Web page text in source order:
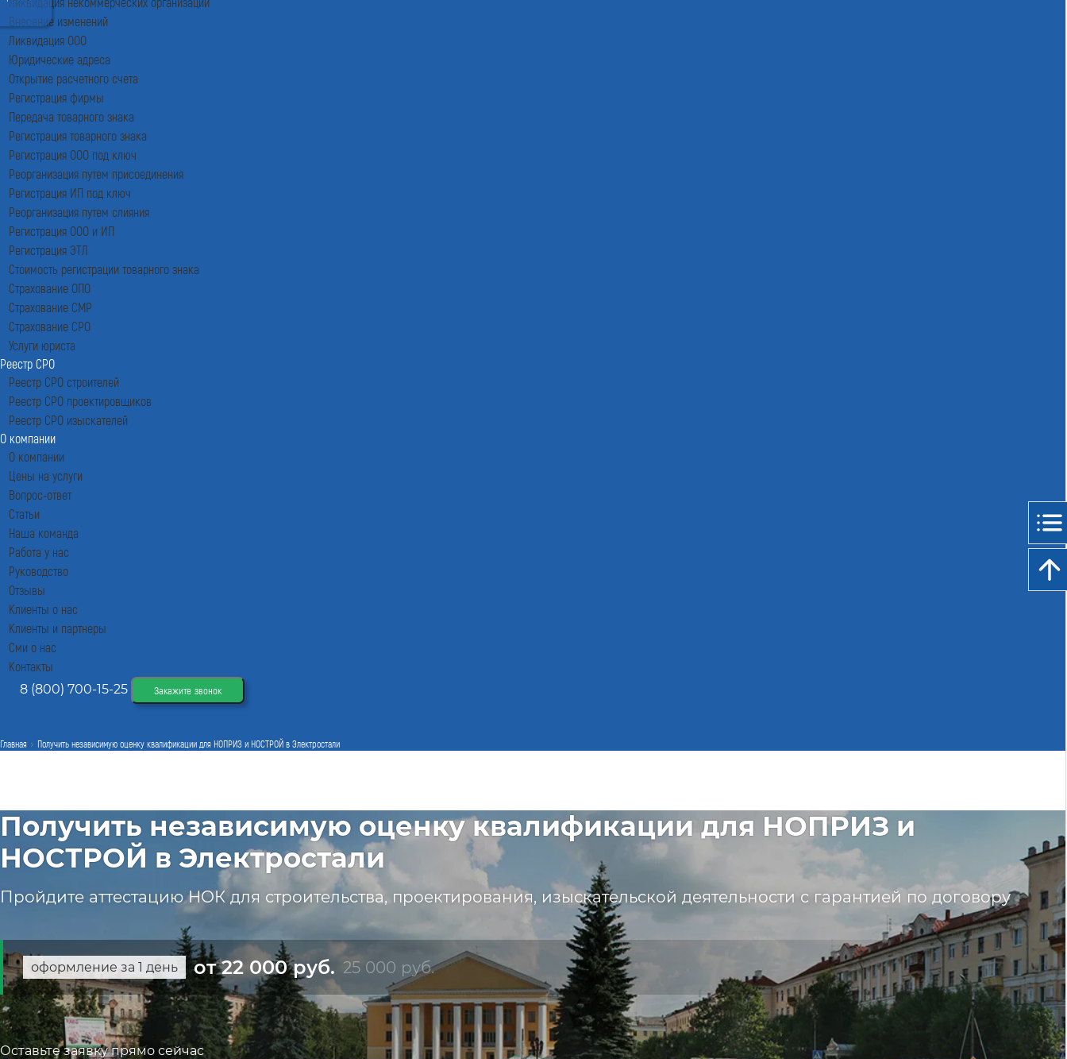
Внесение изменений
Ликвидация ООО
Юридические адреса
Открытие расчетного счета
Регистрация фирмы
Передача товарного знака
Регистрация товарного знака
Регистрация ООО под ключ
Реорганизация путем присоединения
Регистрация ИП под ключ
Реорганизация путем слияния
Регистрация ООО и ИП
Регистрация ЭТЛ
Стоимость регистрации товарного знака
Страхование ОПО
Страхование СМР
Страхование СРО
Услуги юриста
Реестр СРО
Реестр СРО строителей
Реестр СРО проектировщиков
Реестр СРО изыскателей
О компании
О компании
Цены на услуги
Вопрос-ответ
Статьи
Наша команда
Работа у нас
Руководство
Отзывы
Клиенты о нас
Клиенты и партнеры
Сми о нас
Контакты
8 (800) 700-15-25
Закажите звонок
Главная Получить независимую оценку квалификации для НОПРИЗ и НОСТРОЙ в Электростали
Получить независимую оценку квалификации для НОПРИЗ и
НОСТРОЙ в Электростали
Пройдите аттестацию НОК для строительства, проектирования, изыскательской деятельности с гарантией по договору
оформление за 1 день от 22 000 руб. 25 000 руб.
Оставьте заявку прямо сейчас